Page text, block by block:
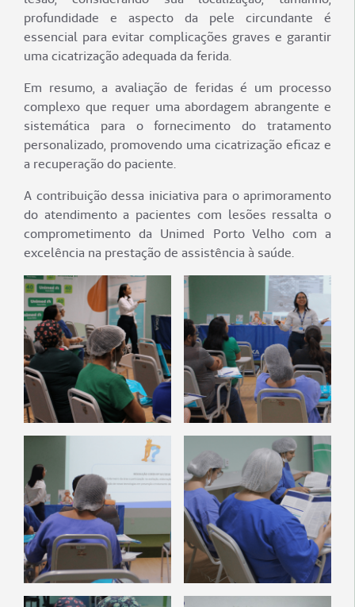
profundidade e aspecto da pele circundante é
essencial para evitar complicações graves e garantir
uma cicatrização adequada da ferida.
Em resumo, a avaliação de feridas é um processo
complexo que requer uma abordagem abrangente e
sistemática para o fornecimento do tratamento
personalizado, promovendo uma cicatrização eficaz e
a recuperação do paciente.
A contribuição dessa iniciativa para o aprimoramento
do atendimento a pacientes com lesões ressalta o
comprometimento da Unimed Porto Velho com a
excelência na prestação de assistência à saúde.